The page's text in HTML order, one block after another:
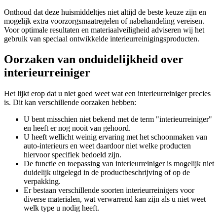
Onthoud dat deze huismiddeltjes niet altijd de beste keuze zijn en
mogelijk extra voorzorgsmaatregelen of nabehandeling vereisen.
Voor optimale resultaten en materiaalveiligheid adviseren wij het
gebruik van speciaal ontwikkelde interieurreinigingsproducten.
Oorzaken van onduidelijkheid over
interieurreiniger
Het lijkt erop dat u niet goed weet wat een interieurreiniger precies
is. Dit kan verschillende oorzaken hebben:
U bent misschien niet bekend met de term "interieurreiniger"
en heeft er nog nooit van gehoord.
U heeft wellicht weinig ervaring met het schoonmaken van
auto-interieurs en weet daardoor niet welke producten
hiervoor specifiek bedoeld zijn.
De functie en toepassing van interieurreiniger is mogelijk niet
duidelijk uitgelegd in de productbeschrijving of op de
verpakking.
Er bestaan verschillende soorten interieurreinigers voor
diverse materialen, wat verwarrend kan zijn als u niet weet
welk type u nodig heeft.